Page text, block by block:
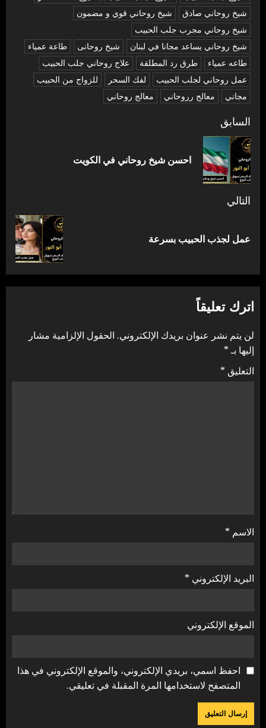
شیخ روحاني صادق
شیخ روحاني قوي و مضمون
شیخ روحاني مجرب جلب الحبيب
شیخ روحاني يساعد مجانا في لبنان
شیخ روحانی
طاعة عمياء
طاعه عمياء
طرق رد المطلقة
علاج روحاني جلب الحبيب
عمل روحاني لجلب الحبيب
لفك السحر
للزواج من الحبيب
مجاني
معالج رروحاني معالج روحاني
تصفّح
المقالات
السابق
احسن شيخ روحاني في الكويت
التالي
المقالة
عمل لجذب الحبيب بسرعة
اترك تعليقاً
لن يتم نشر عنوان بريدك الإلكتروني. الحقول الإلزامية مشار
إليها بـ*
التعليق *
الاسم *
البريد الإلكتروني *
الموقع الإلكتروني
احفظ اسمي، بريدي الإلكتروني، والموقع الإلكتروني في هذا
المتصفح لاستخدامها المرة المقبلة في تعليقي.